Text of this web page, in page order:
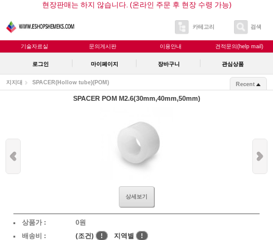
현장판매는 하지 않습니다. (온라인 주문 후 현장 수령 가능)
카테고리 검색
기술자료실 문의게시판 이용안내 견적문의(help mail)
로그인 마이페이지 장바구니 관심상품
지지대 SPACER(Hollow tube)(POM) Recent
SPACER POM M2.6(30mm,40mm,50mm)
상세보기
상품가 :
0원
배송비 :
(조건) ! 지역별 !